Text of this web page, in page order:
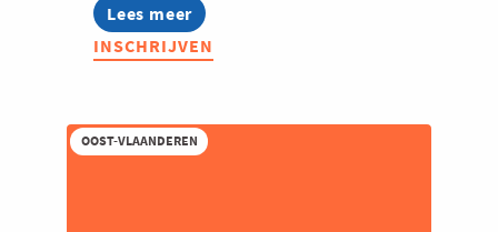
Lees meer
about
Wijnsafari
Hageland
INSCHRIJVEN
OOST-VLAANDEREN